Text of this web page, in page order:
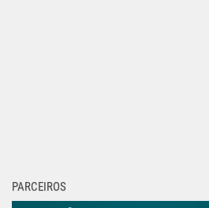
PARCEIROS